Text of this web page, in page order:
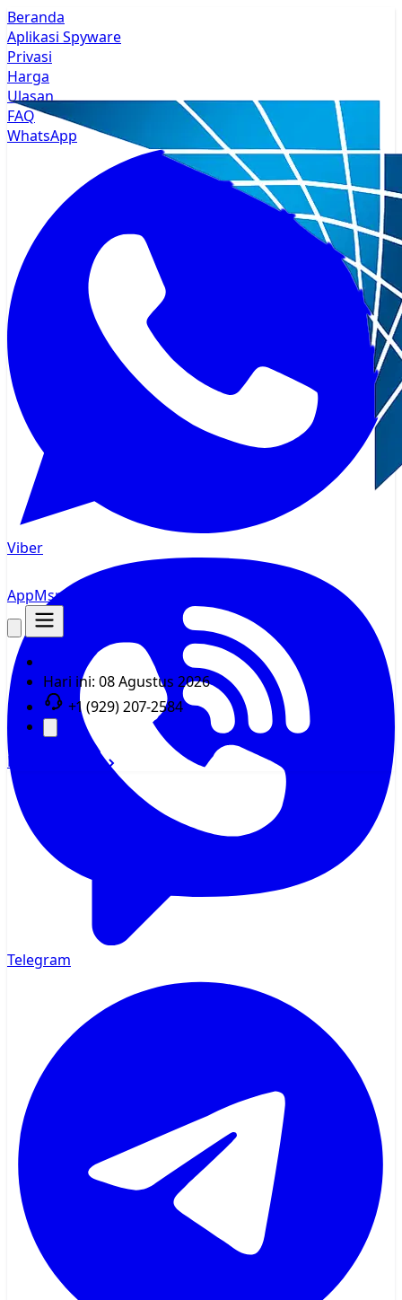
AppMsrPelacak
Hari ini: 08 Agustus 2026
+1 (929) 207-2584
Masuk Daftar
Beranda
Aplikasi Spyware
Privasi
Harga
Ulasan
FAQ
WhatsApp
Viber
Telegram